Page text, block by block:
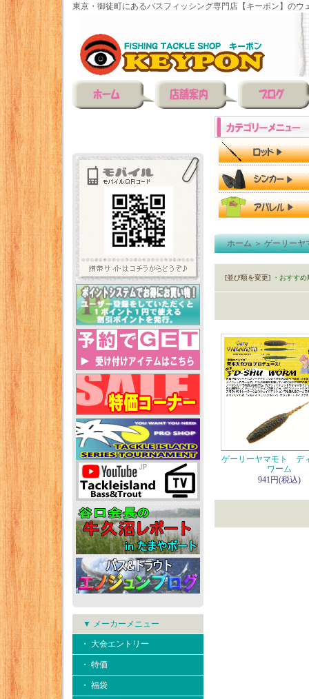
東京・御徒町にあるバスフィッシング専門店【キーポン】のウ
▼ メーカーメニュー
・ 大会エントリー
・ 特価
・ 福袋
ホーム＞ゲーリーヤ
[並び順を変更] ・おすすめ
ゲーリーヤマモト デ
ワーム
941円(税込)